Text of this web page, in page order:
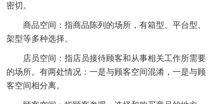
密切。
商品空间：指商品陈列的场所，有箱型、平台型、
架型等多种选择。
店员空间：指店员接待顾客和从事相关工作所需要
的场所。有两处情况：一是与顾客空间混淆，一是与顾
客空间相分离。